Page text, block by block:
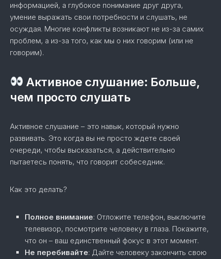
информацией, а глубокое понимание друг друга,
умение выражать свои потребности и слушать, не
осуждая. Многие конфликты возникают не из-за самих
проблем, а из-за того, как мы о них говорим (или не
говорим).
Активное слушание: Больше,
чем просто слушать
Активное слушание – это навык, который нужно
развивать. Это когда вы не просто ждете своей
очереди, чтобы высказаться, а действительно
пытаетесь понять, что говорит собеседник.
Как это делать?
Полное внимание: Отложите телефон, выключите
телевизор, посмотрите человеку в глаза. Покажите,
что он – ваш единственный фокус в этот момент.
Не перебивайте: Дайте человеку закончить свою